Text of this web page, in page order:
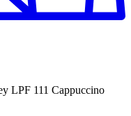
LPF 111 Cappuccino